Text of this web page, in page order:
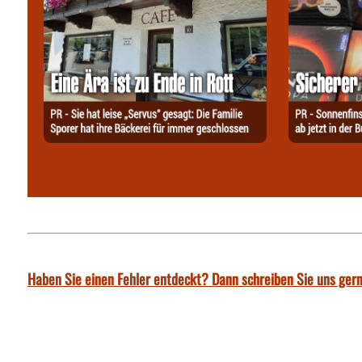
Haben Sie einen Fehler entdeckt? Dann schreiben Sie uns